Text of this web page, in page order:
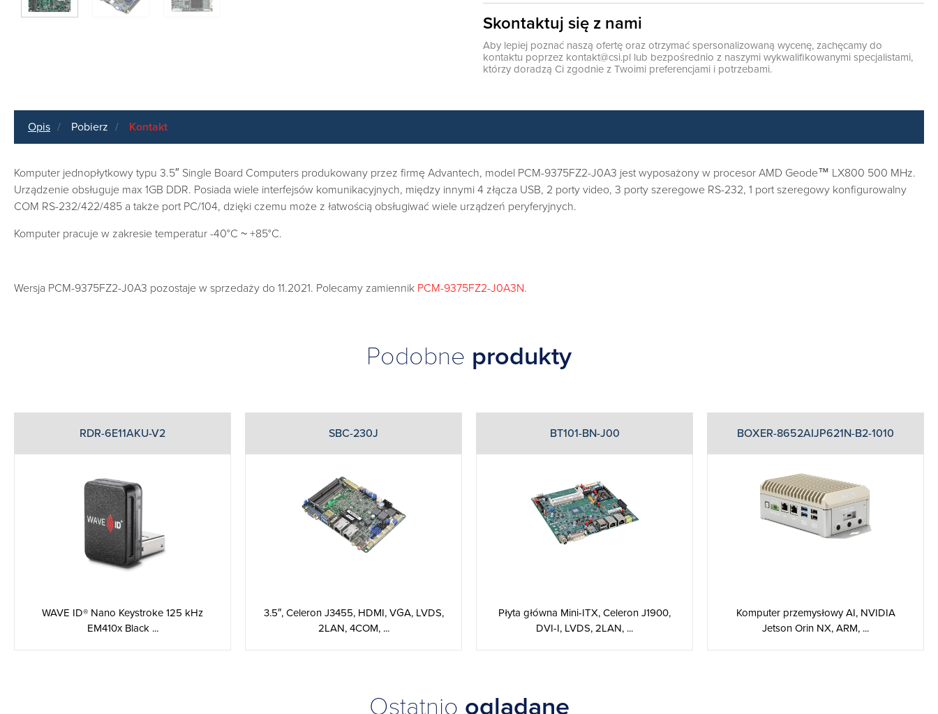
Skontaktuj się z nami
Aby lepiej poznać naszą ofertę oraz otrzymać spersonalizowaną wycenę, zachęcamy do
kontaktu poprzez kontakt@csi.pl lub bezpośrednio z naszymi wykwalifikowanymi specjalistami,
którzy doradzą Ci zgodnie z Twoimi preferencjami i potrzebami.
Opis Pobierz Kontakt
Komputer jednopłytkowy typu 3.5″ Single Board Computers produkowany przez firmę Advantech, model PCM-9375FZ2-J0A3 jest wyposażony w procesor AMD Geode™ LX800 500 MHz.
Urządzenie obsługuje max 1GB DDR. Posiada wiele interfejsów komunikacyjnych, między innymi 4 złącza USB, 2 porty video, 3 porty szeregowe RS-232, 1 port szeregowy konfigurowalny
COM RS-232/422/485 a także port PC/104, dzięki czemu może z łatwością obsługiwać wiele urządzeń peryferyjnych.
Komputer pracuje w zakresie temperatur -40°C ~ +85°C.
Wersja PCM-9375FZ2-J0A3 pozostaje w sprzedaży do 11.2021. Polecamy zamiennik PCM-9375FZ2-J0A3N.
Podobne produkty
RDR-6E11AKU-V2
WAVE ID® Nano Keystroke 125 kHz
EM410x Black ...
SBC-230J
3.5″, Celeron J3455, HDMI, VGA, LVDS,
2LAN, 4COM, ...
BT101-BN-J00
Płyta główna Mini-ITX, Celeron J1900,
DVI-I, LVDS, 2LAN, ...
BOXER-8652AIJP621N-B2-1010
Komputer przemysłowy AI, NVIDIA
Jetson Orin NX, ARM, ...
Ostatnio oglądane